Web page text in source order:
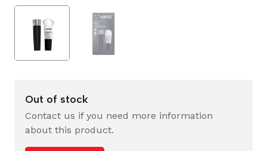
Out of stock
Contact us if you need more information
about this product.